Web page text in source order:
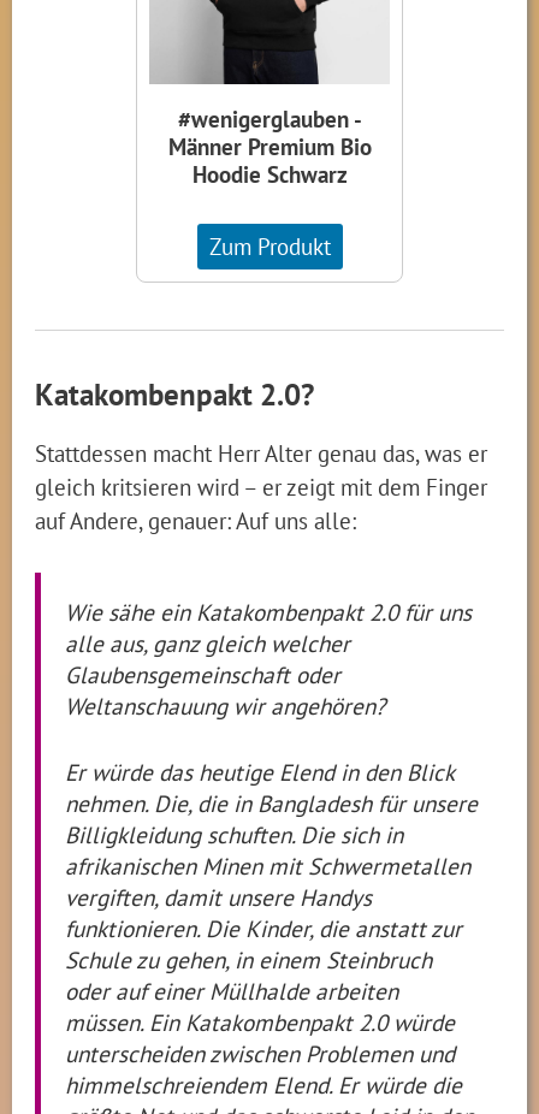
#wenigerglauben -
Männer Premium Bio
Hoodie Schwarz
Zum Produkt
Katakombenpakt 2.0?
Stattdessen macht Herr Alter genau das, was er
gleich kritsieren wird – er zeigt mit dem Finger
auf Andere, genauer: Auf uns alle:
Wie sähe ein Katakombenpakt 2.0 für uns
alle aus, ganz gleich welcher
Glaubensgemeinschaft oder
Weltanschauung wir angehören?
Er würde das heutige Elend in den Blick
nehmen. Die, die in Bangladesh für unsere
Billigkleidung schuften. Die sich in
afrikanischen Minen mit Schwermetallen
vergiften, damit unsere Handys
funktionieren. Die Kinder, die anstatt zur
Schule zu gehen, in einem Steinbruch
oder auf einer Müllhalde arbeiten
müssen. Ein Katakombenpakt 2.0 würde
unterscheiden zwischen Problemen und
himmelschreiendem Elend. Er würde die